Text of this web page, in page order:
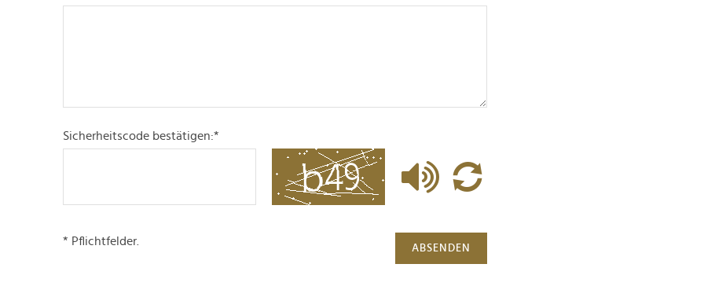
Sicherheitscode bestätigen:*
ABSENDEN
* Pflichtfelder.